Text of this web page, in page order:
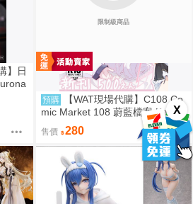
X
】日
限制級商品
預購
【WAT現場代購】C108 Co
mic Market 108 蔚藍檔案 Kei お
ねがい!! ケイちゃんっ♡
售價 280